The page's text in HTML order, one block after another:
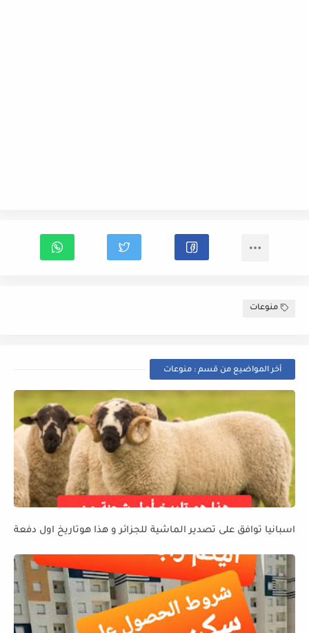
منوعات
أخر المواضيع من قسم : منوعات
اسبانيا توافق على تصدير الماشية للجزائر و هذا هوتاريخ اول دفعة